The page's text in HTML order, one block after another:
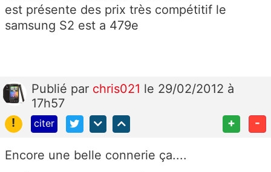
est présente des prix très compétitif le
samsung S2 est a 479e
Publié par chris021 le 29/02/2012 à
17h57
!
citer + -
Encore une belle connerie ça....